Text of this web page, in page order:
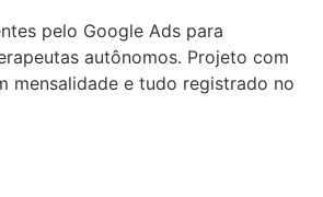
pelo Google Ads para
autônomos. Projeto com
mensalidade e tudo registrado no